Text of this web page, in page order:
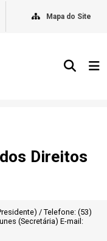
Mapa do Site
Direitos
/ Telefone: (53)
(Secretária) E-mail: